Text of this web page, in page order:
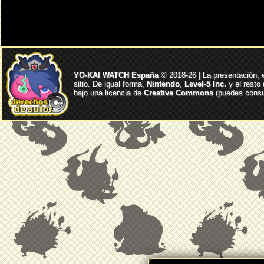
YO-KAI WATCH España© 2018-26 | La presentación,
sitio. De igual forma, Nintendo, Level-5 Inc.y el resto
bajo una licencia deCreative Commons(puedes